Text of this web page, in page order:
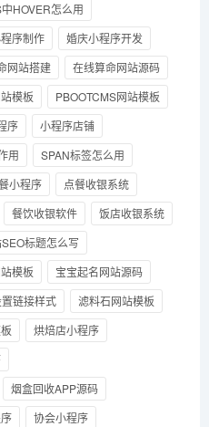
HOVER怎么用
序制作
婚庆小程序开发
网站搭建
在线算命网站源码
模板
PBOOTCMS网站模板
序
小程序店铺
用
SPAN标签怎么用
小程序
点餐收银系统
餐饮收银软件
饭店收银系统
标题怎么写
模板
宝宝起名网站源码
链接样式
滤料石网站模板
烘焙店小程序
烟盒回收APP源码
协会小程序